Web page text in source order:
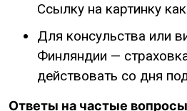
Ссылку на картинку
Для консульства или
Финляндии —
действовать со дня
Ответы на частые вопросы